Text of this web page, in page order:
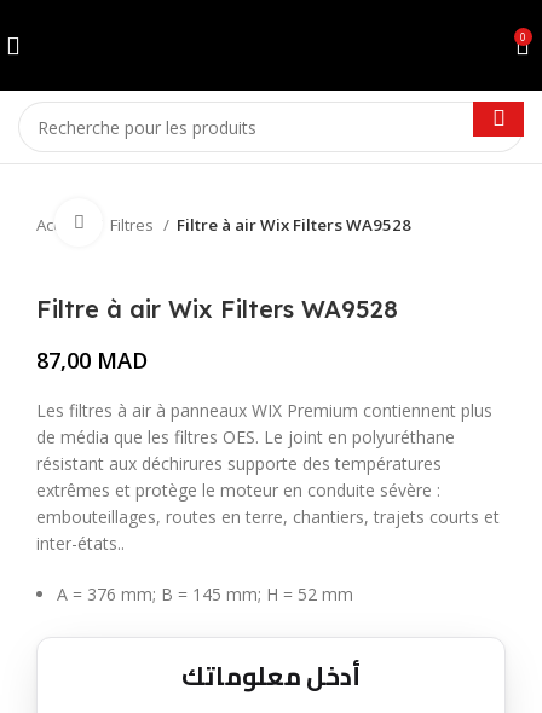
0
Accueil Filtres Filtre à air Wix Filters WA9528
Cliquez pour agrandir
Filtre à air Wix Filters WA9528
87,00 MAD
Les filtres à air à panneaux WIX Premium contiennent plus
de média que les filtres OES. Le joint en polyuréthane
résistant aux déchirures supporte des températures
extrêmes et protège le moteur en conduite sévère :
embouteillages, routes en terre, chantiers, trajets courts et
inter-états..
A = 376 mm; B = 145 mm; H = 52 mm
أدخل معلوماتك